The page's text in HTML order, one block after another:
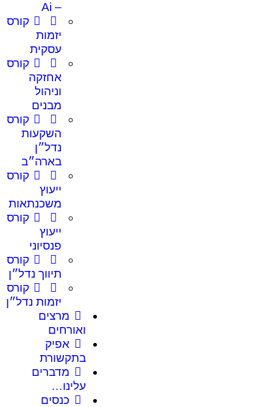
– Ai
קורס
יזמות
עסקית
קורס
אחזקה
וניהול
מבנים
קורס
השקעות
נדל״ן
בארה״ב
קורס
ייעוץ
משכנתאות
קורס
ייעוץ
פנסיוני
קורס
תיווך נדל״ן
קורס
יזמות נדל״ן
מרצים
ואורחים
אפיק
בתקשורת
מדברים
עלינו…
כנסים